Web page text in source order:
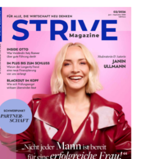
eigentlich zur Effizienzsteigerung entwickelt
Systeme, die Übersicht und Kontrolle
einer nur noch oberflächlichen Bearbeitung
ständige Verfügbarkeit durch digitale
Wir fühlen uns permanent überfordert.
ist ein Paradigmenwechsel. Statt immer
Arbeit besinnen: klare Visionen,
verhindern.
sind